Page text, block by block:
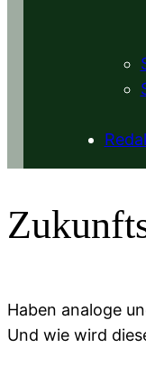
Haben analoge
Und wie wird